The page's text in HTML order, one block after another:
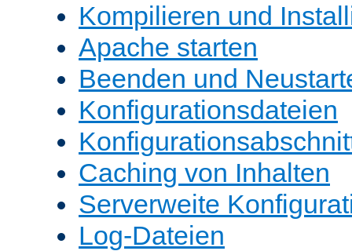
Kompilieren und
Apache starten
Beenden und
Konfigurationsdateien
Caching von Inhalten
Serverweite
Log-Dateien